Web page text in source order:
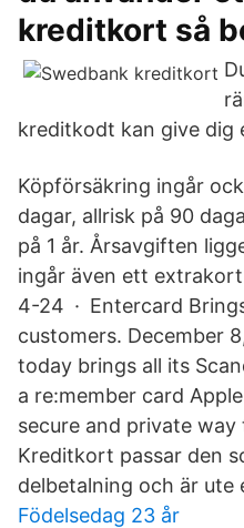
kreditkort så
kreditkodt kan give dig
Köpförsäkring ingår
dagar, allrisk på 90
på 1 år. Årsavgiften
ingår även ett
4-24 · Entercard
customers. December
today brings all its
a re:member card
secure and private way
Kreditkort passar den
delbetalning och är ute
Födelsedag 23 år